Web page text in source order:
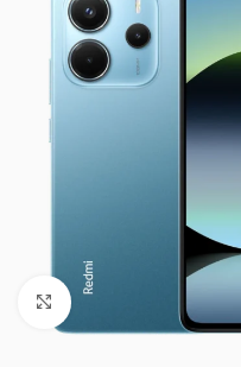
Click to enlarge